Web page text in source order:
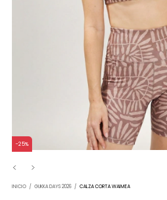
-25%
INICIO / GUKKA DAYS 2026 / CALZA CORTA WAIMEA